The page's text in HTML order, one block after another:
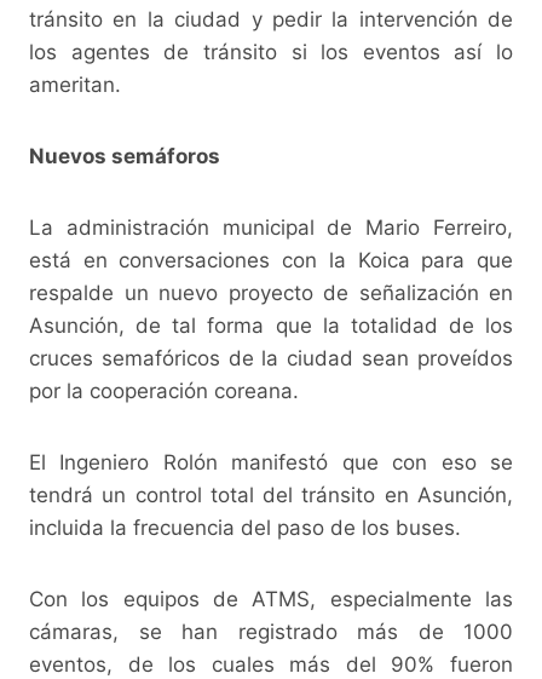
tránsito en la ciudad y pedir la intervención de
los agentes de tránsito si los eventos así lo
ameritan.
Nuevos semáforos
La administración municipal de Mario Ferreiro,
está en conversaciones con la Koica para que
respalde un nuevo proyecto de señalización en
Asunción, de tal forma que la totalidad de los
cruces semafóricos de la ciudad sean proveídos
por la cooperación coreana.
El Ingeniero Rolón manifestó que con eso se
tendrá un control total del tránsito en Asunción,
incluida la frecuencia del paso de los buses.
Con los equipos de ATMS, especialmente las
cámaras, se han registrado más de 1000
eventos, de los cuales más del 90% fueron